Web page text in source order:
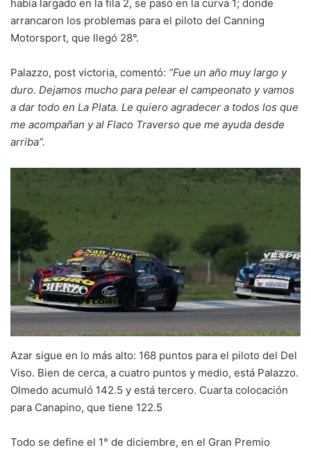
había largado en la fila 2, se pasó en la curva 1; donde
arrancaron los problemas para el piloto del Canning
Motorsport, que llegó 28°.
Palazzo, post victoria, comentó: “Fue un año muy largo y
duro. Dejamos mucho para pelear el campeonato y vamos
a dar todo en La Plata. Le quiero agradecer a todos los que
me acompañan y al Flaco Traverso que me ayuda desde
arriba”.
Azar sigue en lo más alto: 168 puntos para el piloto del Del
Viso. Bien de cerca, a cuatro puntos y medio, está Palazzo.
Olmedo acumuló 142.5 y está tercero. Cuarta colocación
para Canapino, que tiene 122.5
Todo se define el 1° de diciembre, en el Gran Premio